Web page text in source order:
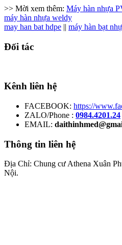
>> Mời xem thêm: Máy hàn nhựa
máy hàn nhựa weldy
may han bat hdpe || máy hàn bạt
Đối tác
Kênh liên hệ
FACEBOOK: https://
ZALO/Phone : 0984.4201.24
EMAIL:
Thông tin liên hệ
Địa Chỉ: Chung cư Athena Xuân
Nội.